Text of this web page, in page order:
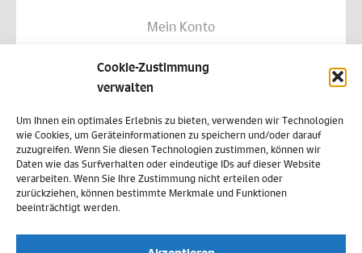
Cookie-Zustimmung
verwalten
Um Ihnen ein optimales Erlebnis zu bieten, verwenden wir Technologien
wie Cookies, um Geräteinformationen zu speichern und/oder darauf
zuzugreifen. Wenn Sie diesen Technologien zustimmen, können wir
Daten wie das Surfverhalten oder eindeutige IDs auf dieser Website
verarbeiten. Wenn Sie Ihre Zustimmung nicht erteilen oder
zurückziehen, können bestimmte Merkmale und Funktionen
beeinträchtigt werden.
Mein Konto
Allgemeine Geschäftsbedingungen
Datenschutz
Widerruf
Zahlungsweisen
Versand & Lieferung